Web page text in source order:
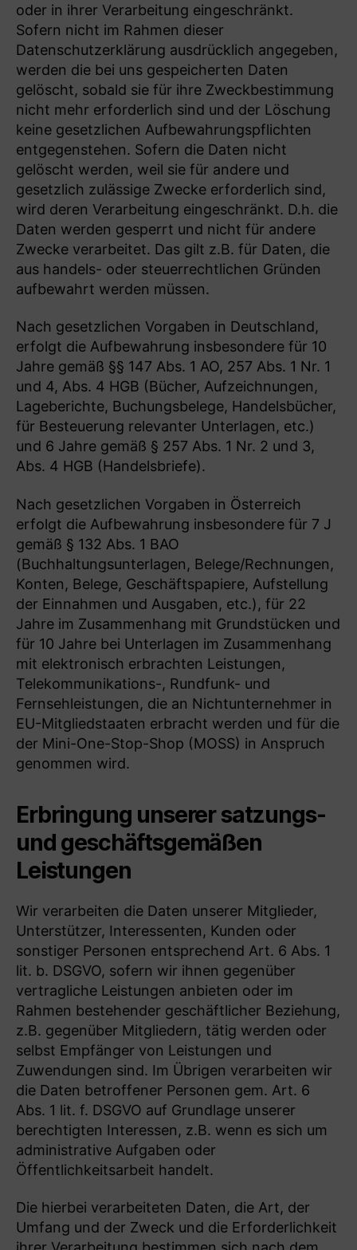
oder in ihrer Verarbeitung eingeschränkt.
Sofern nicht im Rahmen dieser
Datenschutzerklärung ausdrücklich angegeben,
werden die bei uns gespeicherten Daten
gelöscht, sobald sie für ihre Zweckbestimmung
nicht mehr erforderlich sind und der Löschung
keine gesetzlichen Aufbewahrungspflichten
entgegenstehen. Sofern die Daten nicht
gelöscht werden, weil sie für andere und
gesetzlich zulässige Zwecke erforderlich sind,
wird deren Verarbeitung eingeschränkt. D.h. die
Daten werden gesperrt und nicht für andere
Zwecke verarbeitet. Das gilt z.B. für Daten, die
aus handels- oder steuerrechtlichen Gründen
aufbewahrt werden müssen.
Nach gesetzlichen Vorgaben in Deutschland,
erfolgt die Aufbewahrung insbesondere für 10
Jahre gemäß §§ 147 Abs. 1 AO, 257 Abs. 1 Nr. 1
und 4, Abs. 4 HGB (Bücher, Aufzeichnungen,
Lageberichte, Buchungsbelege, Handelsbücher,
für Besteuerung relevanter Unterlagen, etc.)
und 6 Jahre gemäß § 257 Abs. 1 Nr. 2 und 3,
Abs. 4 HGB (Handelsbriefe).
Nach gesetzlichen Vorgaben in Österreich
erfolgt die Aufbewahrung insbesondere für 7 J
gemäß § 132 Abs. 1 BAO
(Buchhaltungsunterlagen, Belege/Rechnungen,
Konten, Belege, Geschäftspapiere, Aufstellung
der Einnahmen und Ausgaben, etc.), für 22
Jahre im Zusammenhang mit Grundstücken und
für 10 Jahre bei Unterlagen im Zusammenhang
mit elektronisch erbrachten Leistungen,
Telekommunikations-, Rundfunk- und
Fernsehleistungen, die an Nichtunternehmer in
EU-Mitgliedstaaten erbracht werden und für die
der Mini-One-Stop-Shop (MOSS) in Anspruch
genommen wird.
Erbringung unserer satzungs-
und geschäftsgemäßen
Leistungen
Wir verarbeiten die Daten unserer Mitglieder,
Unterstützer, Interessenten, Kunden oder
sonstiger Personen entsprechend Art. 6 Abs. 1
lit. b. DSGVO, sofern wir ihnen gegenüber
vertragliche Leistungen anbieten oder im
Rahmen bestehender geschäftlicher Beziehung,
z.B. gegenüber Mitgliedern, tätig werden oder
selbst Empfänger von Leistungen und
Zuwendungen sind. Im Übrigen verarbeiten wir
die Daten betroffener Personen gem. Art. 6
Abs. 1 lit. f. DSGVO auf Grundlage unserer
berechtigten Interessen, z.B. wenn es sich um
administrative Aufgaben oder
Öffentlichkeitsarbeit handelt.
Die hierbei verarbeiteten Daten, die Art, der
Umfang und der Zweck und die Erforderlichkeit